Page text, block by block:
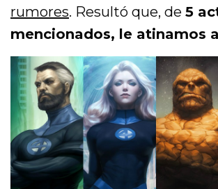
rumores. Resultó que, de5
mencionados, le atinamos